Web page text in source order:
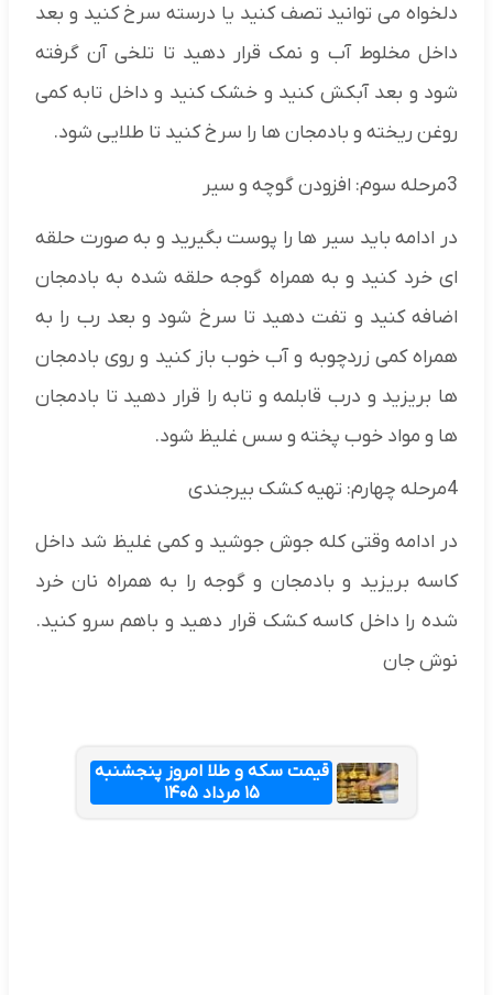
دلخواه می توانید تصف کنید یا درسته سرخ کنید و بعد
داخل مخلوط آب و نمک قرار دهید تا تلخی آن گرفته
شود و بعد آبکش کنید و خشک کنید و داخل تابه کمی
روغن ریخته و بادمجان ها را سرخ کنید تا طلایی شود.
3مرحله سوم: افزودن گوچه و سیر
در ادامه باید سیر ها را پوست بگیرید و به صورت حلقه
ای خرد کنید و به همراه گوجه حلقه شده به بادمجان
اضافه کنید و تفت دهید تا سرخ شود و بعد رب را به
همراه کمی زردچوبه و آب خوب باز کنید و روی بادمجان
ها بریزید و درب قابلمه و تابه را قرار دهید تا بادمجان
ها و مواد خوب پخته و سس غلیظ شود.
4مرحله چهارم: تهیه کشک بیرجندی
در ادامه وقتی کله جوش جوشید و کمی غلیظ شد داخل
کاسه بریزید و بادمجان و گوجه را به همراه نان خرد
شده را داخل کاسه کشک قرار دهید و باهم سرو کنید.
نوش جان
قیمت سکه و طلا امروز پنجشنبه
۱۵ مرداد ۱۴۰۵